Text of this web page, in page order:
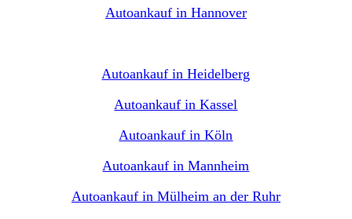
Autoankauf in Hannover
Autoankauf in Heidelberg
Autoankauf in Kassel
Autoankauf in Köln
Autoankauf in Mannheim
Autoankauf in Mülheim an der Ruhr